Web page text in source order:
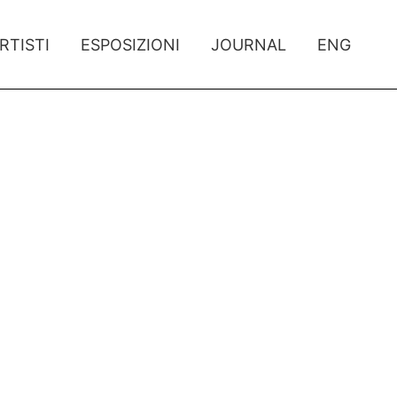
ESPOSIZIONI JOURNAL ENG